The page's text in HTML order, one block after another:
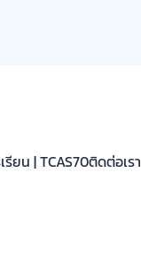
รียน | TCAS70ติดต่อเรา